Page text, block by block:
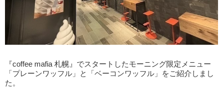
『coffee mafia 札幌』でスタートしたモーニング限定メニュー
「プレーンワッフル」と「ベーコンワッフル」をご紹介しまし
た。